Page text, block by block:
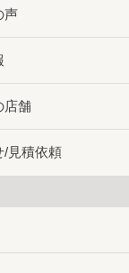
声
店舗
/見積依頼